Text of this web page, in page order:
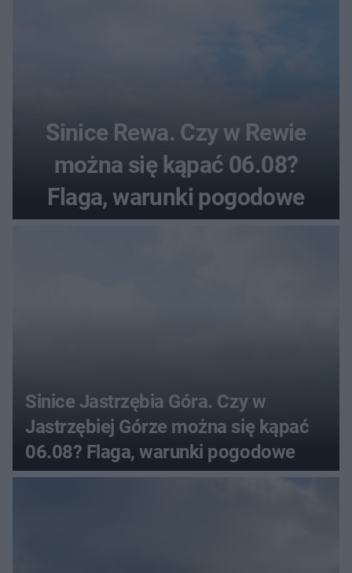
Sinice Rewa. Czy w Rewie
można się kąpać 06.08?
Flaga, warunki pogodowe
Sinice Jastrzębia Góra. Czy w
Jastrzębiej Górze można się kąpać
06.08? Flaga, warunki pogodowe